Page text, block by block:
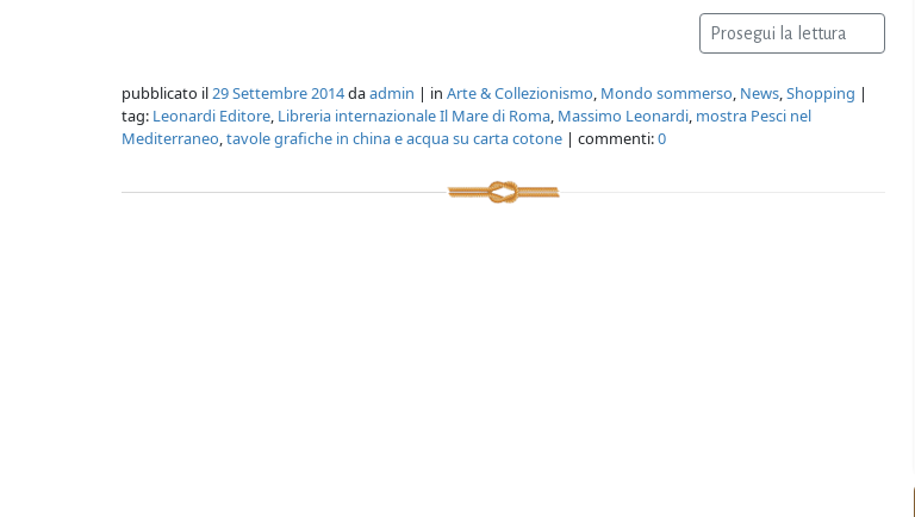
Prosegui la lettura
pubblicato il29 Settembre 2014daadmin | in Arte & Collezionismo, Mondo sommerso, News,Shopping |
tag: Leonardi Editore, Libreria internazionale Il Mare di Roma, Massimo Leonardi, mostra Pesci nel
Mediterraneo,tavole grafiche in china e acqua su carta cotone | commenti:0